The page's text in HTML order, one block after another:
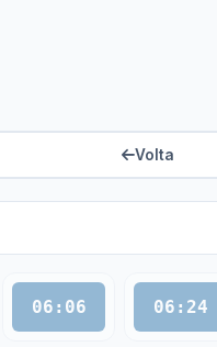
Volta
06:06 06:24